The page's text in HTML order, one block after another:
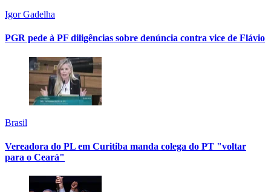
Igor Gadelha
PGR pede à PF diligências sobre denúncia contra vice de Flávio
Brasil
Vereadora do PL em Curitiba manda colega do PT "voltar
para o Ceará"